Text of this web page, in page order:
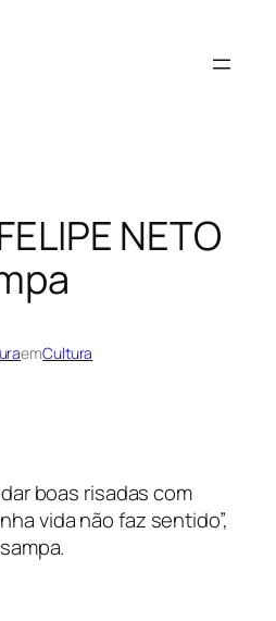
NETO
emCultura
boas risadas com
vida não faz sentido”,